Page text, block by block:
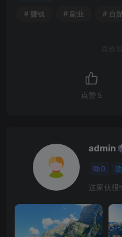
# 赚钱 # 副业 # 自
喜欢
点赞 5
admin
0
这家伙很